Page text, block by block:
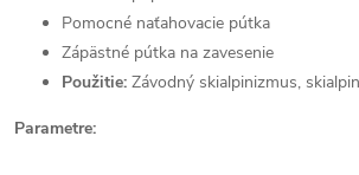
Pomocné naťahovacie pútka
Zápästné pútka na zavesenie
Použitie: Závodný skialpinizmus,
Parametre: